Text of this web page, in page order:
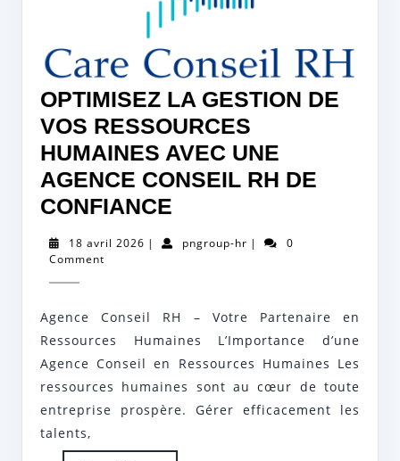
OPTIMISEZ LA GESTION DE
VOS RESSOURCES
HUMAINES AVEC UNE
AGENCE CONSEIL RH DE
CONFIANCE
GESTION
VOS
RESSOURCES
HUMAINES
AVEC
UNE
AGENCE
18 avril 2026 18| pngroup-hrpngroup-
|
0
Comment
Agence Conseil RH – Votre Partenaire en
Ressources Humaines L’Importance d’une
Agence Conseil en Ressources Humaines Les
ressources humaines sont au cœur de toute
entreprise prospère. Gérer efficacement les
talents,